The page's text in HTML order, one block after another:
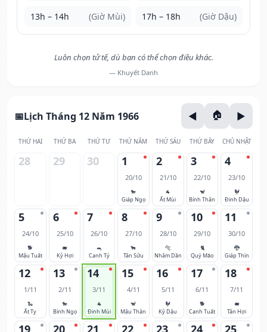
13h – 14h (Giờ Mùi) 17h – 18h (Giờ Dậu)
Luôn chọn tử tế, dù bạn có thể chọn điều khác.
— Khuyết Danh
Lịch Tháng 12 Năm 1966
THỨ HAI THỨ BA THỨ TƯ THỨ NĂM THỨ SÁU THỨ BẢY CHỦ NHẬT
28 29 30 1
20/10
🐎
Giáp Ngọ
2
21/10
🐐
Ất Mùi
3
22/10
🐒
Bính Thân
4
23/10
🐓
Đinh Dậu
5
24/10
🐕
Mậu Tuất
6
25/10
🐖
Kỷ Hợi
7
26/10
🐀
Canh Tý
8
27/10
🐂
Tân Sửu
9
28/10
🐅
Nhâm Dần
10
29/10
🐈
Quý Mão
11
30/10
🐉
Giáp Thìn
12
1/11
🐍
Ất Tỵ
13
2/11
🐎
Bính Ngọ
14
3/11
🐐
Đinh Mùi
15
4/11
🐒
Mậu Thân
16
5/11
🐓
Kỷ Dậu
17
6/11
🐕
Canh Tuất
18
7/11
🐖
Tân Hợi
19 20 21 22 23 24 25